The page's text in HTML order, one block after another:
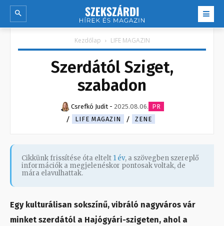
Kezdőlap LIFE MAGAZIN
Szerdától Sziget,
szabadon
Csrefkó Judit - 2025.08.06. PR
LIFE MAGAZIN
ZENE
Cikkünk frissítése óta eltelt 1 év, a szövegben szereplő
információk a megjelenéskor pontosak voltak, de
mára elavulhattak.
Egy kulturálisan sokszínű, vibráló nagyváros vár
minket szerdától a Hajógyári-szigeten, ahol a